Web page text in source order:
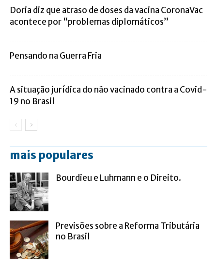
Doria diz que atraso de doses da vacina CoronaVac
acontece por “problemas diplomáticos”
Pensando na Guerra Fria
A situação jurídica do não vacinado contra a Covid-
19 no Brasil
mais populares
Bourdieu e Luhmann e o Direito.
Previsões sobre a Reforma Tributária
no Brasil